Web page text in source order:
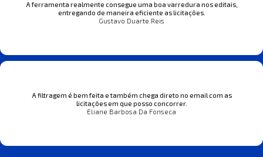
A ferramenta realmente consegue uma boa varredura nos editais,
entregando de maneira eficiente as licitações.
Gustavo Duarte Reis
A filtragem é bem feita e também chega direto no email com as
licitações em que posso concorrer.
Eliane Barbosa Da Fonseca